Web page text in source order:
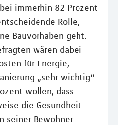
immerhin 82 Prozent
Rolle,
Bauvorhaben geht.
wären dabei
für Energie,
„sehr wichtig“
wollen, dass
die Gesundheit
seiner Bewohner